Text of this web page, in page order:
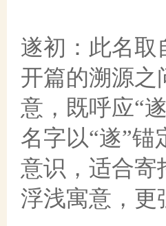
遂初：此名取
开篇的溯源之
意，既呼应“
名字以“遂”锚
意识，适合寄
浮浅寓意，更